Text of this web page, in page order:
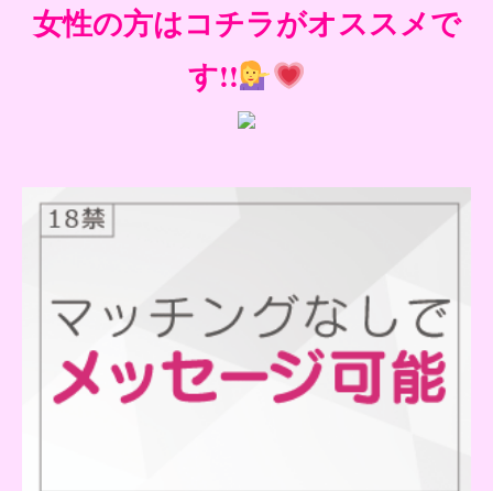
女性の方はコチラがオススメで
す!!